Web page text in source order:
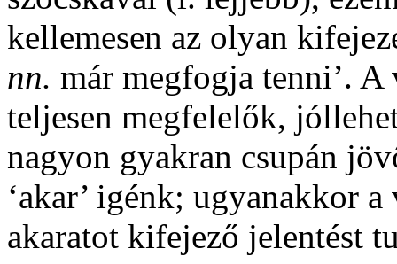
kellemesen az olyan
nn. már megfogja tenni’. A
teljesen megfelelők,
nagyon gyakran csupán
‘akar’ igénk; ugyanakkor a
akaratot kifejező jelentést